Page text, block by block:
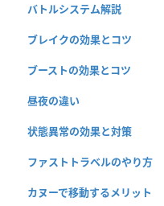
バトルシステム解説
ブレイクの効果とコツ
ブーストの効果とコツ
昼夜の違い
状態異常の効果と対策
ファストトラベルのやり方
カヌーで移動するメリット